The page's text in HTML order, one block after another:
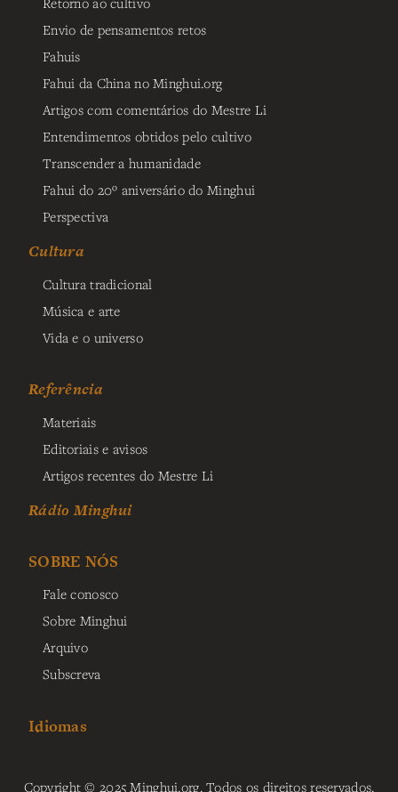
Envio de pensamentos retos
Fahuis
Fahui da China no Minghui.org
Artigos com comentários do Mestre Li
Entendimentos obtidos pelo cultivo
Transcender a humanidade
Fahui do 20º aniversário do Minghui
Perspectiva
Cultura
Cultura tradicional
Música e arte
Vida e o universo
Referência
Materiais
Editoriais e avisos
Artigos recentes do Mestre Li
Rádio Minghui
SOBRE NÓS
Fale conosco
Sobre Minghui
Arquivo
Subscreva
Idiomas
Copyright © 2025 Minghui.org. Todos os direitos reservados.